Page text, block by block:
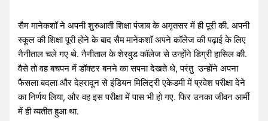
सैम मानेकशॉ ने अपनी शुरुआती शिक्षा पंजाब के अमृतसर में ही पूरी की. अपनी
स्कूल की शिक्षा पूरी होने के बाद सैममानेकशॉ अपने कॉलेज की पढ़ाई के लिए
नैनीताल चले गए थे. नैनीताल के शेरवुड कॉलेज से उन्होंने डिग्री हासिल की.
वैसे तो वह बचपन में डॉक्टर बनने का सपना देखते थे, परंतु उन्होंने अपना
फैसला बदला और देहरादून से इंडियन मिलिट्री एकेडमी में प्रवेश परीक्षा देने
का निर्णय लिया, और वह इस परीक्षा में पास भी हो गए. फिर उनका जीवन आर्मी
में ही व्यतीत हुआ था.